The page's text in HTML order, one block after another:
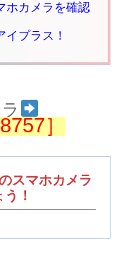
ホカメラを確認
プラス！
］
スマホカメラ
！